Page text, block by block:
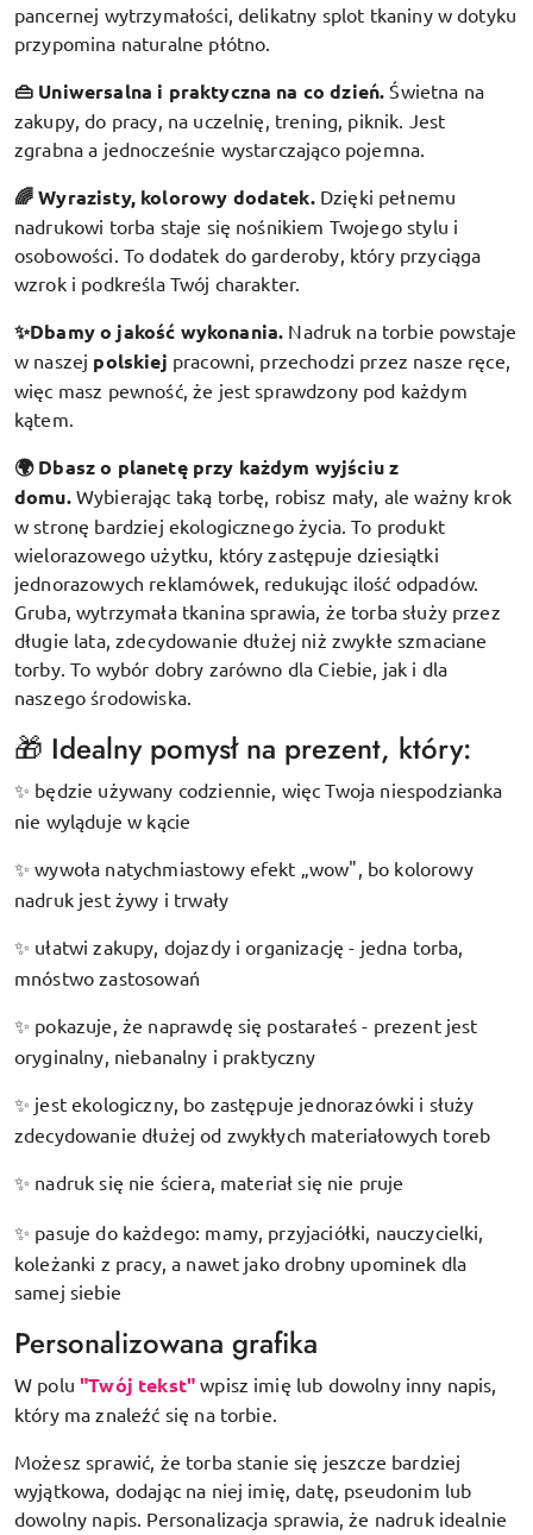
pancernej wytrzymałości, delikatny splot tkaniny w dotyku
przypomina naturalne płótno.
👜 Uniwersalna i praktyczna na co dzień. Świetna na
zakupy, do pracy, na uczelnię, trening, piknik. Jest
zgrabna a jednocześnie wystarczająco pojemna.
🌈 Wyrazisty, kolorowy dodatek. Dzięki pełnemu
nadrukowi torba staje się nośnikiem Twojego stylu i
osobowości. To dodatek do garderoby, który przyciąga
wzrok i podkreśla Twój charakter.
✨Dbamy o jakość wykonania. Nadruk na torbie powstaje
w naszej polskiej pracowni, przechodzi przez nasze ręce,
więc masz pewność, że jest sprawdzony pod każdym
kątem.
🌍 Dbasz o planetę przy każdym wyjściu z
domu. Wybierając taką torbę, robisz mały, ale ważny krok
w stronę bardziej ekologicznego życia. To produkt
wielorazowego użytku, który zastępuje dziesiątki
jednorazowych reklamówek, redukując ilość odpadów.
Gruba, wytrzymała tkanina sprawia, że torba służy przez
długie lata, zdecydowanie dłużej niż zwykłe szmaciane
torby. To wybór dobry zarówno dla Ciebie, jak i dla
naszego środowiska.
🎁 Idealny pomysł na prezent, który:
✨ będzie używany codziennie, więc Twoja niespodzianka
nie wyląduje w kącie
✨ wywoła natychmiastowy efekt „wow", bo kolorowy
nadruk jest żywy i trwały
✨ ułatwi zakupy, dojazdy i organizację - jedna torba,
mnóstwo zastosowań
✨ pokazuje, że naprawdę się postarałeś - prezent jest
oryginalny, niebanalny i praktyczny
✨ jest ekologiczny, bo zastępuje jednorazówki i służy
zdecydowanie dłużej od zwykłych materiałowych toreb
✨ nadruk się nie ściera, materiał się nie pruje
✨ pasuje do każdego: mamy, przyjaciółki, nauczycielki,
koleżanki z pracy, a nawet jako drobny upominek dla
samej siebie
Personalizowana grafika
W polu"Twój tekst" wpisz imię lub dowolny inny napis,
który ma znaleźć się na torbie.
Możesz sprawić, że torba stanie się jeszcze bardziej
wyjątkowa, dodając na niej imię, datę, pseudonim lub
dowolny napis. Personalizacja sprawia, że nadruk idealnie